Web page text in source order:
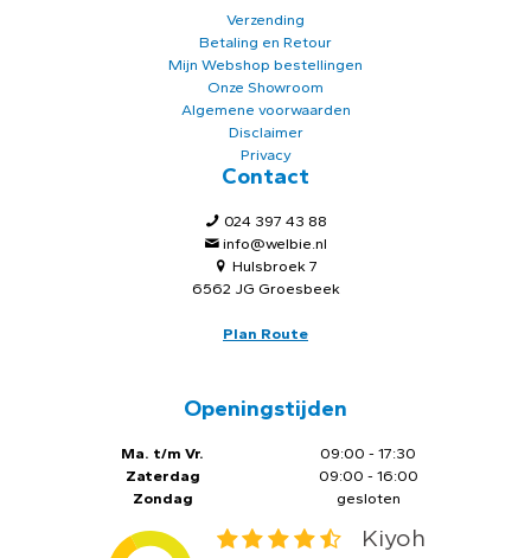
Verzending
Betaling en Retour
Mijn Webshop bestellingen
Onze Showroom
Algemene voorwaarden
Disclaimer
Privacy
Contact
024 397 43 88
info@welbie.nl
Hulsbroek 7
6562 JG Groesbeek
Plan Route
Openingstijden
Ma. t/m Vr.
Zaterdag
Zondag
09:00 - 17:30
09:00 - 16:00
gesloten